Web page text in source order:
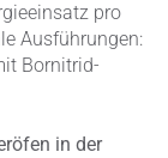
pro
Ausführungen:
Bornitrid-
in der